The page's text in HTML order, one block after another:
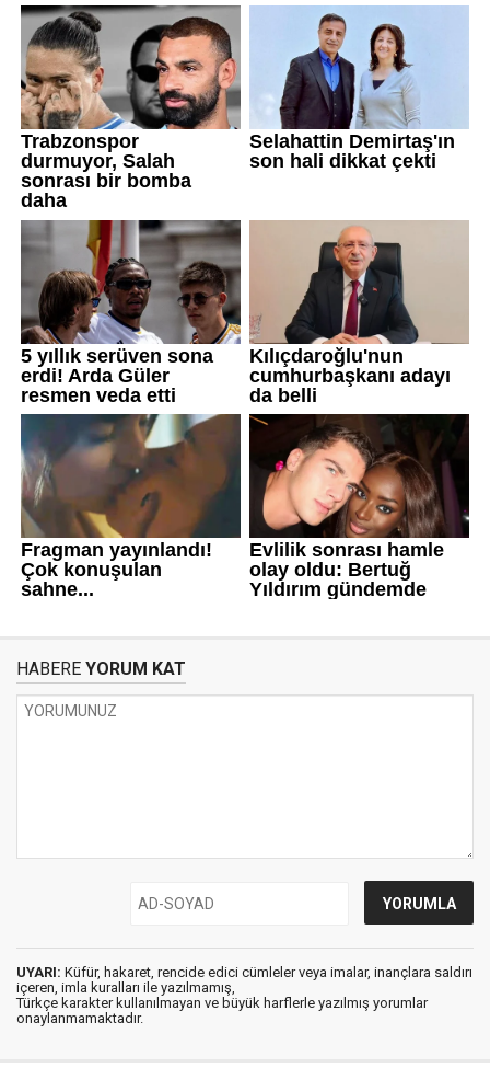
HABERE YORUM KAT
UYARI: Küfür, hakaret, rencide edici cümleler veya imalar, inançlara saldırı
içeren, imla kuralları ile yazılmamış,
Türkçe karakter kullanılmayan ve büyük harflerle yazılmış yorumlar
onaylanmamaktadır.